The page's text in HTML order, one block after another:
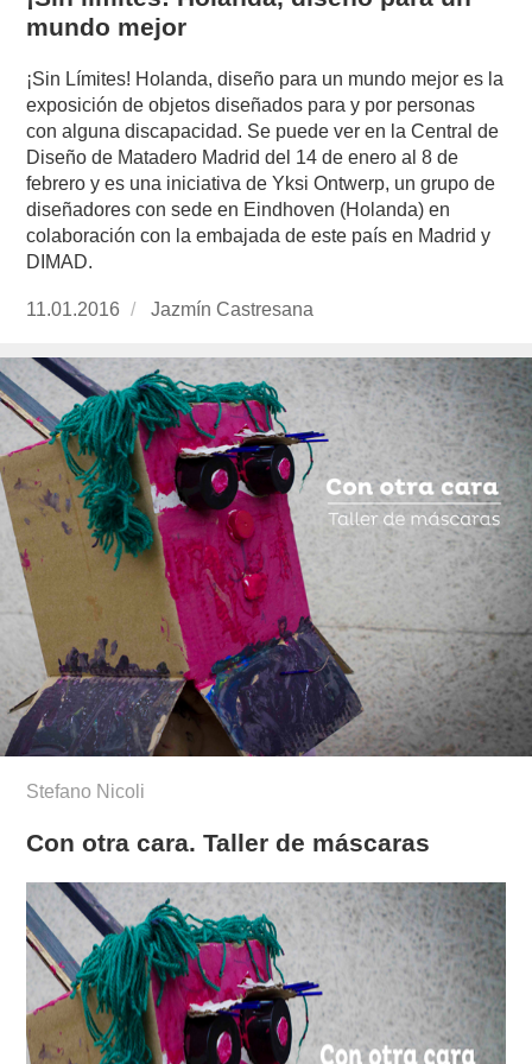
mundo mejor
¡Sin Límites! Holanda, diseño para un mundo mejor es la
exposición de objetos diseñados para y por personas
con alguna discapacidad. Se puede ver en la Central de
Diseño de Matadero Madrid del 14 de enero al 8 de
febrero y es una iniciativa de Yksi Ontwerp, un grupo de
diseñadores con sede en Eindhoven (Holanda) en
colaboración con la embajada de este país en Madrid y
DIMAD.
Publicado
11.01.2016
https://www.experimenta.es/author/jazmin-
Jazmín Castresana
Stefano Nicoli
Con otra cara. Taller de máscaras